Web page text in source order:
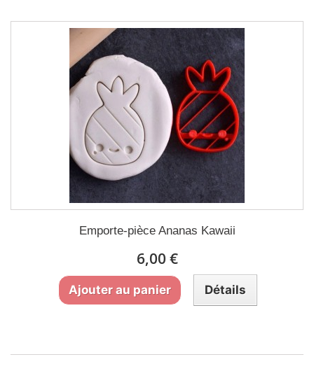
Emporte-pièce Ananas Kawaii
6,00 €
Ajouter au panier Détails